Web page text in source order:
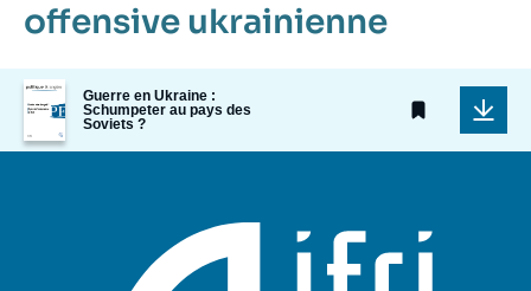
offensive ukrainienne
Image
de
couverture
de
Guerre en Ukraine :
Schumpeter au pays des
Soviets ?